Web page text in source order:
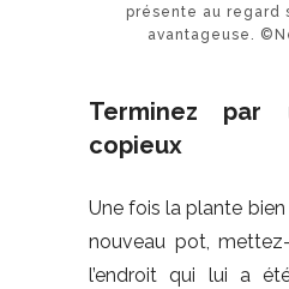
présente au regard
avantageuse.
Terminez par
copieux
Une fois la plante
nouveau pot,
l’endroit qui lui a